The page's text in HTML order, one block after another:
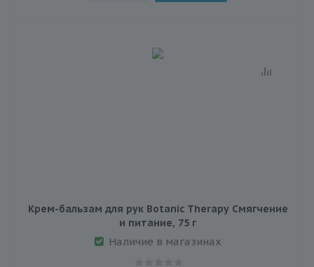
Крем-бальзам для рук Botanic Therapy Смягчение
и питание, 75 г
Наличие в магазинах